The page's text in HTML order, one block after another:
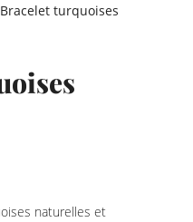
turquoises
naturelles et